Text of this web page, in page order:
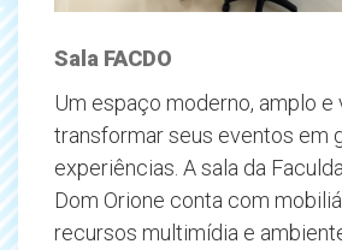
Sala FACDO
Um espaço moderno, amplo e
transformar seus eventos em
experiências. A sala da
Dom Orione conta com
recursos multimídia e